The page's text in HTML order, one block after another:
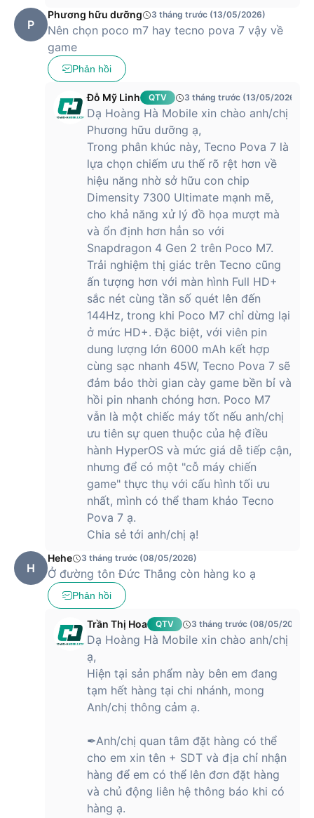
P
Phương hữu dưỡng 3 tháng trước (13/05/2026)
Nên chọn poco m7 hay tecno pova 7 vậy về
game
Phản hồi
Đỗ Mỹ Linh QTV 3 tháng trước (13/05/2026)
Dạ Hoàng Hà Mobile xin chào anh/chị
Phương hữu dưỡng ạ,
Trong phân khúc này, Tecno Pova 7 là
lựa chọn chiếm ưu thế rõ rệt hơn về
hiệu năng nhờ sở hữu con chip
Dimensity 7300 Ultimate mạnh mẽ,
cho khả năng xử lý đồ họa mượt mà
và ổn định hơn hẳn so với
Snapdragon 4 Gen 2 trên Poco M7.
Trải nghiệm thị giác trên Tecno cũng
ấn tượng hơn với màn hình Full HD+
sắc nét cùng tần số quét lên đến
144Hz, trong khi Poco M7 chỉ dừng lại
ở mức HD+. Đặc biệt, với viên pin
dung lượng lớn 6000 mAh kết hợp
cùng sạc nhanh 45W, Tecno Pova 7 sẽ
đảm bảo thời gian cày game bền bỉ và
hồi pin nhanh chóng hơn. Poco M7
vẫn là một chiếc máy tốt nếu anh/chị
ưu tiên sự quen thuộc của hệ điều
hành HyperOS và mức giá dễ tiếp cận,
nhưng để có một "cỗ máy chiến
game" thực thụ với cấu hình tối ưu
nhất, mình có thể tham khảo Tecno
Pova 7 ạ.
Chia sẻ tới anh/chị ạ!
H
Hehe 3 tháng trước (08/05/2026)
Ở đường tôn Đức Thắng còn hàng ko ạ
Phản hồi
Trần Thị Hoa QTV 3 tháng trước (08/05/2026)
Dạ Hoàng Hà Mobile xin chào anh/chị
ạ,
Hiện tại sản phẩm này bên em đang
tạm hết hàng tại chi nhánh, mong
Anh/chị thông cảm ạ.
✒Anh/chị quan tâm đặt hàng có thể
cho em xin tên + SDT và địa chỉ nhận
hàng để em có thể lên đơn đặt hàng
và chủ động liên hệ thông báo khi có
hàng ạ.